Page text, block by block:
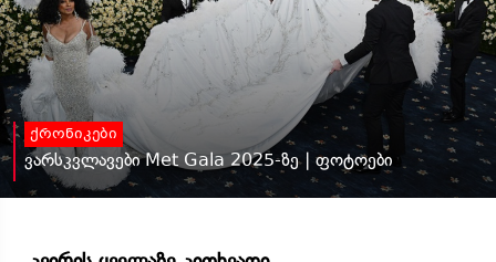
ქრონიკები
ვარსკვლავები Met Gala 2025-ზე | ფოტოები